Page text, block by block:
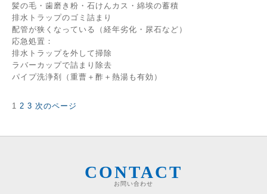
髪の毛・歯磨き粉・石けんカス・綿埃の蓄積
排水トラップのゴミ詰まり
配管が狭くなっている（経年劣化・尿石など）
応急処置：
排水トラップを外して掃除
ラバーカップで詰まり除去
パイプ洗浄剤（重曹＋酢＋熱湯も有効）
投固
1 固
2 固
3 次のページ
CONTACT
お問い合わせ